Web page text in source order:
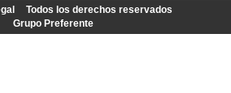
Todos los derechos reservados
Grupo Preferente